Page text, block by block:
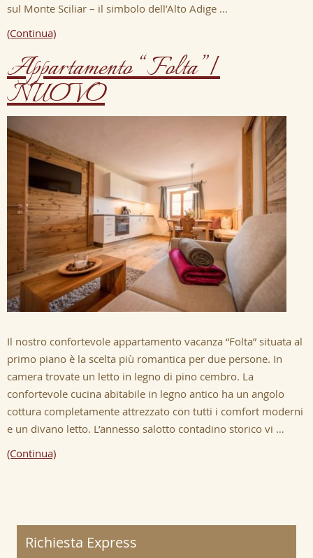
sul Monte Sciliar – il simbolo dell’Alto Adige …
(Continua)
Appartamento “Folta” |
NUOVO
Il nostro confortevole appartamento vacanza “Folta” situata al
primo piano è la scelta più romantica per due persone. In
camera trovate un letto in legno di pino cembro. La
confortevole cucina abitabile in legno antico ha un angolo
cottura completamente attrezzato con tutti i comfort moderni
e un divano letto. L’annesso salotto contadino storico vi …
(Continua)
Richiesta Express